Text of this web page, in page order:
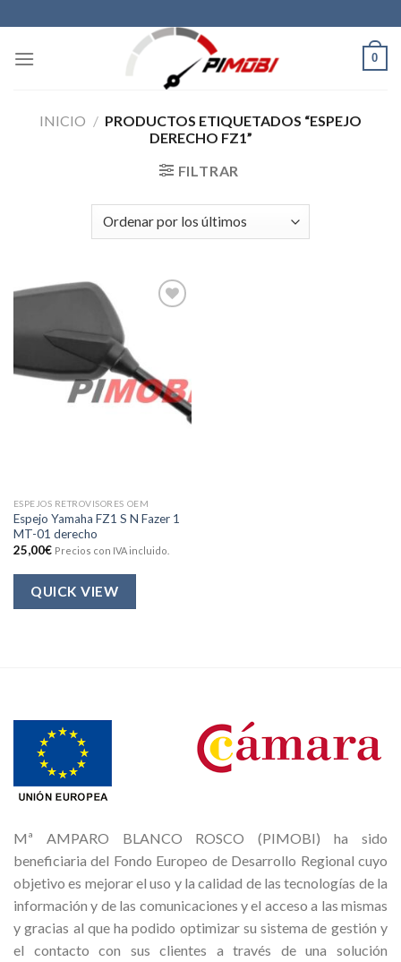
to
content
0
INICIO / PRODUCTOS ETIQUETADOS “ESPEJO
DERECHO FZ1”
FILTRAR
lista de
deseos
ESPEJOS RETROVISORES OEM
Espejo Yamaha FZ1 S N Fazer 1
MT-01 derecho
25,00€ Precios con IVA incluido.
QUICK VIEW
Mª AMPARO BLANCO ROSCO (PIMOBI) ha sido
beneficiaria del Fondo Europeo de Desarrollo Regional cuyo
objetivo es mejorar el uso y la calidad de las tecnologías de la
información y de las comunicaciones y el acceso a las mismas
y gracias al que ha podido optimizar su sistema de gestión y
el contacto con sus clientes a través de una solución